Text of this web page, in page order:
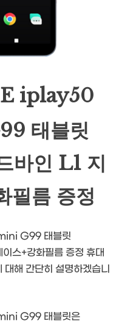
iplay50
태블릿
바인 L1 지
필름 증정
G99 태블릿
스+강화필름 증정 휴대
해 간단히 설명하겠습니
G99 태블릿은